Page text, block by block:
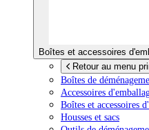
Boîtes et accessoires
Retour au menu
Boîtes de
Accessoires
Boîtes et accessoires
Housses et sacs